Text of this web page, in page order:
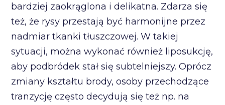
bardziej zaokrąglona i delikatna. Zdarza się
też, że rysy przestają być harmonijne przez
nadmiar tkanki tłuszczowej. W takiej
sytuacji, można wykonać również liposukcję,
aby podbródek stał się subtelniejszy. Oprócz
zmiany kształtu brody, osoby przechodzące
tranzycję często decydują się też np. na